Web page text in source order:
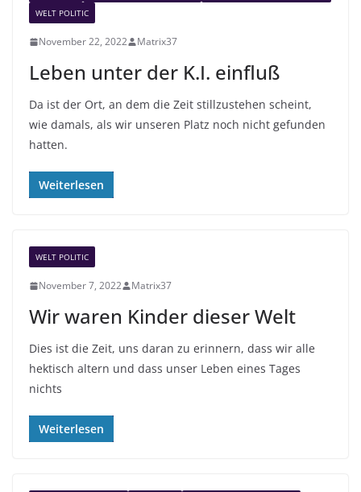
WELT POLITIC
November 22, 2022 Matrix37
Leben unter der K.I. einfluß
Da ist der Ort, an dem die Zeit stillzustehen scheint,
wie damals, als wir unseren Platz noch nicht gefunden
hatten.
Weiterlesen
WELT POLITIC
November 7, 2022 Matrix37
Wir waren Kinder dieser Welt
Dies ist die Zeit, uns daran zu erinnern, dass wir alle
hektisch altern und dass unser Leben eines Tages
nichts
Weiterlesen